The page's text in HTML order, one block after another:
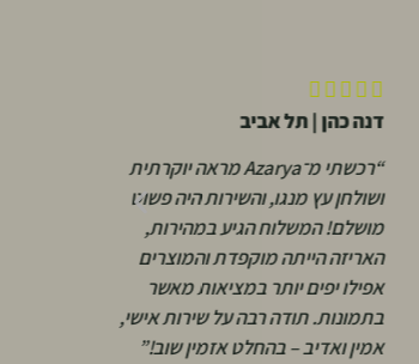





דנה כהן | תל אביב
“רכשתי מ־Azarya מראה יוקרתית
ושולחן עץ מנגו, והשירות היה פשוט
מושלם! המשלוח הגיע במהירות,
האריזה הייתה מוקפדת והמוצרים
אפילו יפים יותר במציאות מאשר
בתמונות. תודה רבה על שירות אישי,
אמין ואדיב – בהחלט אזמין שוב!”